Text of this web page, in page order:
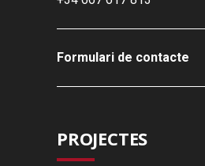
Formulari de contacte
PROJECTES